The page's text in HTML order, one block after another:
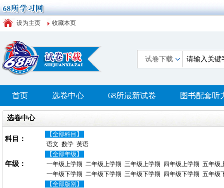
设为主页 收藏本页
试卷下载
首页 选卷中心 68所最新试卷 图书配套听
选卷中心
科目：
【全部科目】
语文 数学 英语
年级：
【全部年级】
一年级上学期 二年级上学期 三年级上学期 四年级上学期 五年级
一年级下学期 二年级下学期 三年级下学期 四年级下学期 五年级
【全部版别】